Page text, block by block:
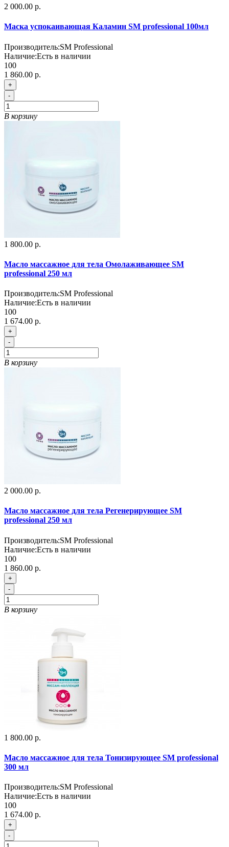
2 000.00 р.
Маска успокаивающая Каламин SM professional 100мл
Производитель:SM Professional
Наличие:Есть в наличии
100
1 860.00 р.
+
-
В корзину
1 800.00 р.
Масло массажное для тела Омолаживающее SM
professional 250 мл
Производитель:SM Professional
Наличие:Есть в наличии
100
1 674.00 р.
+
-
В корзину
2 000.00 р.
Масло массажное для тела Регенерирующее SM
professional 250 мл
Производитель:SM Professional
Наличие:Есть в наличии
100
1 860.00 р.
+
-
В корзину
1 800.00 р.
Масло массажное для тела Тонизирующее SM professional
300 мл
Производитель:SM Professional
Наличие:Есть в наличии
100
1 674.00 р.
+
-